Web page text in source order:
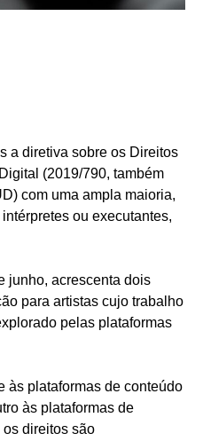
a diretiva sobre os Direitos
(2019/790, também
com uma ampla maioria,
ou executantes,
junho, acrescenta dois
para artistas cujo trabalho
pelas plataformas
às plataformas de conteúdo
às plataformas de
direitos são